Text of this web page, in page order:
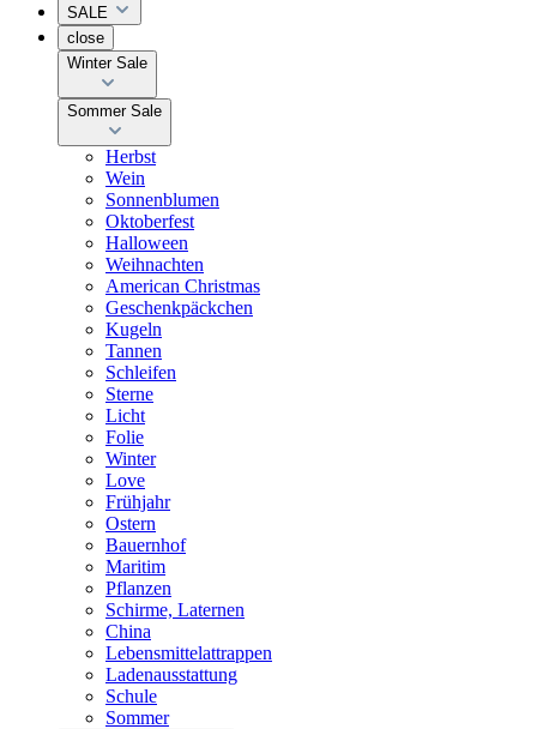
SALE
close
Winter Sale
Sommer Sale
Herbst
Wein
Sonnenblumen
Oktoberfest
Halloween
Weihnachten
American Christmas
Geschenkpäckchen
Kugeln
Tannen
Schleifen
Sterne
Licht
Folie
Winter
Love
Frühjahr
Ostern
Bauernhof
Maritim
Pflanzen
Schirme, Laternen
China
Lebensmittelattrappen
Ladenausstattung
Schule
Sommer